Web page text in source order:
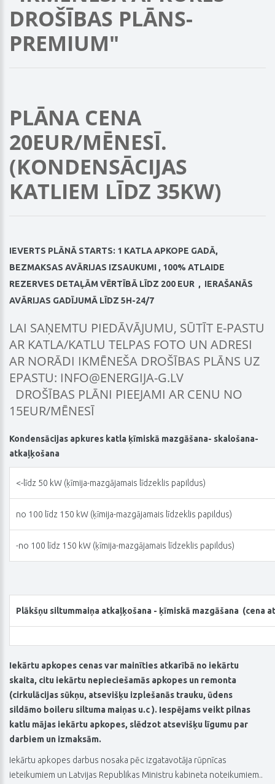
DROŠĪBAS PLĀNS-
PREMIUM"
PLĀNA CENA
20EUR/MĒNESĪ.
(KONDENSĀCIJAS
KATLIEM LĪDZ 35KW)
IEVERTS PLĀNĀ STARTS: 1 KATLA APKOPE GADĀ,
BEZMAKSAS AVĀRIJAS IZSAUKUMI , 100% ATLAIDE
REZERVES DETAĻĀM VĒRTĪBĀ LĪDZ 200 EUR , IERAŠANĀS
AVĀRIJAS GADĪJUMĀ LĪDZ 5H-24/7
LAI SAŅEMTU PIEDĀVĀJUMU, SŪTĪT E-PASTU
AR KATLA/KATLU TELPAS FOTO UN ADRESI
AR NORĀDI IKMĒNEŠA DROŠĪBAS PLĀNS UZ
EPASTU: INFO@ENERGIJA-G.LV
DROŠĪBAS PLĀNI PIEEJAMI AR CENU NO
15EUR/MĒNESĪ
Kondensācijas apkures katla ķīmiskā mazgāšana- skalošana-
atkaļķošana
<-līdz 50 kW (ķīmija-mazgājamais līdzeklis papildus)
no 100 līdz 150 kW (ķīmija-mazgājamais līdzeklis papildus)
-no 100 līdz 150 kW (ķīmija-mazgājamais līdzeklis papildus)
Plākšņu siltummaiņa atkaļķošana - ķīmiskā mazgāšana (cena
Iekārtu apkopes cenas var mainīties atkarībā no iekārtu
skaita, citu iekārtu nepieciešamās apkopes un remonta
(cirkulācijas sūkņu, atsevišķu izplešanās trauku, ūdens
sildāmo boileru siltuma maiņas u.c ). Iespējams veikt pilnas
katlu mājas iekārtu apkopes, slēdzot atsevišķu līgumu par
darbiem un izmaksām.
Iekārtu apkopes darbus nosaka pēc izgatavotāja rūpnīcas
ieteikumiem un Latvijas Republikas Ministru kabineta noteikumiem..